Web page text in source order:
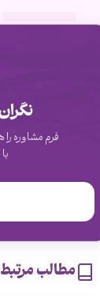
فرم مشاوره
مطالب مرتبط